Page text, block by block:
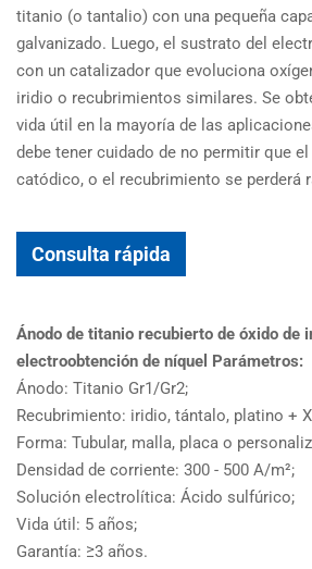
titanio (o tantalio) con una pequeña
galvanizado. Luego, el sustrato del
con un catalizador que evoluciona
iridio o recubrimientos similares. Se
vida útil en la mayoría de las
debe tener cuidado de no permitir que
catódico, o el recubrimiento se perderá
Consulta rápida
Ánodo de titanio recubierto de óxido de
electroobtención de níquel Parámetros:
Ánodo: Titanio Gr1/Gr2;
Recubrimiento: iridio, tántalo, platino +
Forma: Tubular, malla, placa o
Densidad de corriente: 300 - 500 A/m²;
Solución electrolítica: Ácido sulfúrico;
Vida útil: 5 años;
Garantía: ≥3 años.